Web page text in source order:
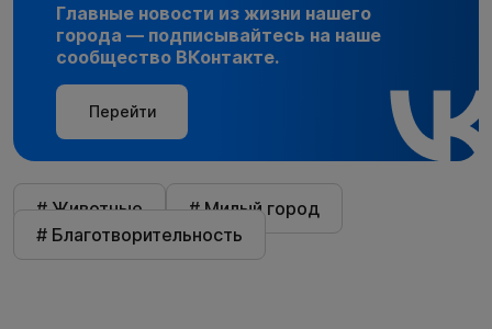
Главные новости из жизни нашего
города — подписывайтесь на наше
сообщество ВКонтакте.
Перейти
# Животные
# Милый город
# Благотворительность